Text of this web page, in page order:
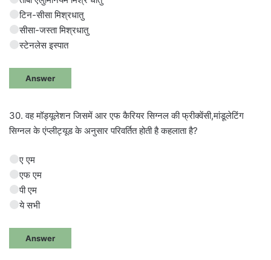
टिन-सीसा मिश्रधातु
सीसा-जस्ता मिश्रधातु
स्टेनलेस इस्पात
Answer
30. वह मॉड्यूलेशन जिसमें आर एफ कैरियर सिग्नल की फ्रीक्वेंसी,मांडूलेटिंग
सिग्नल के एंप्लीट्यूड के अनुसार परिवर्तित होती है कहलाता है?
ए एम
एफ एम
पी एम
ये सभी
Answer